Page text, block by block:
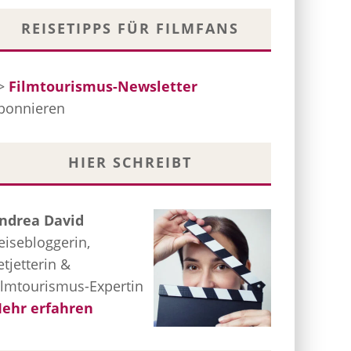
REISETIPPS FÜR FILMFANS
Filmtourismus-Newsletter
HIER SCHREIBT
David
&
Expertin
erfahren